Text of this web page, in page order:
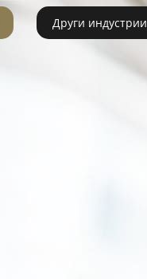
Други индустрии